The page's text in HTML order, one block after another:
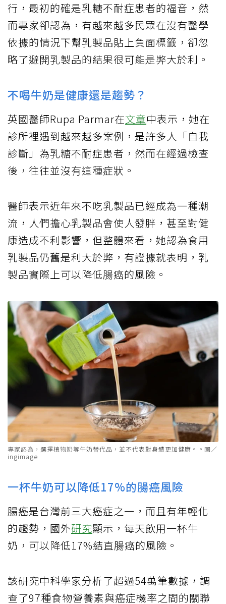
行，最初的確是乳糖不耐症患者的福音，然
而專家卻認為，有越來越多民眾在沒有醫學
依據的情況下幫乳製品貼上負面標籤，卻忽
略了避開乳製品的結果很可能是弊大於利。
不喝牛奶是健康還是趨勢？
英國醫師Rupa Parmar在文章中表示，她在
診所裡遇到越來越多案例，是許多人「自我
診斷」為乳糖不耐症患者，然而在經過檢查
後，往往並沒有這種症狀。
醫師表示近年來不吃乳製品已經成為一種潮
流，人們擔心乳製品會使人發胖，甚至對健
康造成不利影響，但整體來看，她認為食用
乳製品仍舊是利大於弊，有證據就表明，乳
製品實際上可以降低腸癌的風險。
專家認為，選擇植物奶等牛奶替代品，並不代表對身體更加健康。。圖／
ingimage
一杯牛奶可以降低17%的腸癌風險
腸癌是台灣前三大癌症之一，而且有年輕化
的趨勢，國外研究顯示，每天飲用一杯牛
奶，可以降低17%結直腸癌的風險。
該研究中科學家分析了超過54萬筆數據，調
查了97種食物營養素與癌症機率之間的關聯